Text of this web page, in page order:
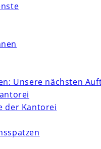
Unsere nächsten
der Kantorei